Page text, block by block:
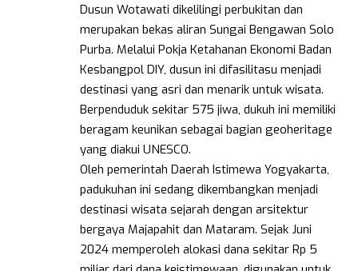
Dusun Wotawati dikelilingi perbukitan dan
merupakan bekas aliran Sungai Bengawan Solo
Purba. Melalui Pokja Ketahanan Ekonomi Badan
Kesbangpol DIY, dusun ini difasilitasu menjadi
destinasi yang asri dan menarik untuk wisata.
Berpenduduk sekitar 575 jiwa, dukuh ini memiliki
beragam keunikan sebagai bagian geoheritage
yang diakui UNESCO.
Oleh pemerintah Daerah Istimewa Yogyakarta,
padukuhan ini sedang dikembangkan menjadi
destinasi wisata sejarah dengan arsitektur
bergaya Majapahit dan Mataram. Sejak Juni
2024 memperoleh alokasi dana sekitar Rp 5